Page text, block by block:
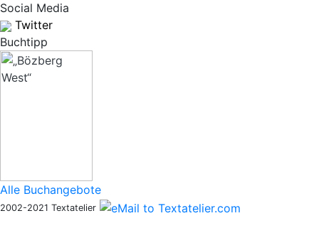
Social Media
Twitter
Buchtipp
Alle Buchangebote
2002-2021 Textatelier